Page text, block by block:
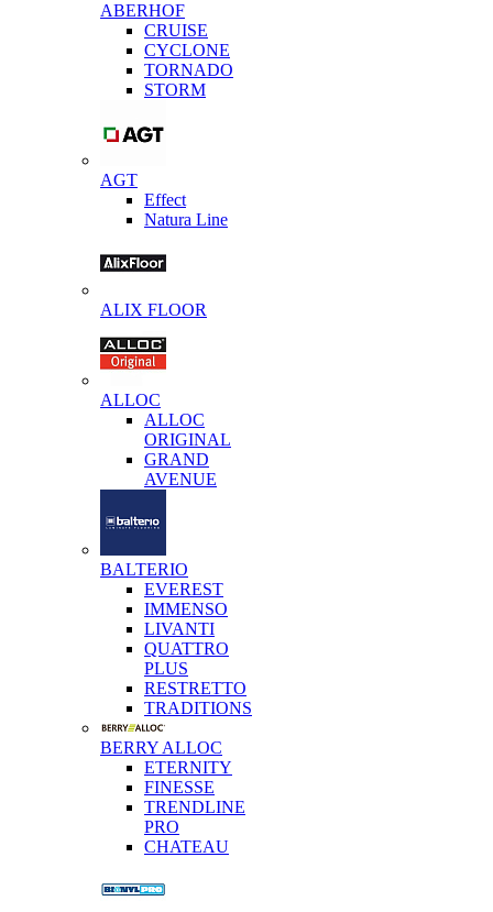
ABERHOF
CRUISE
CYCLONE
TORNADO
STORM
AGT
Effect
Natura Line
ALIX FLOOR
ALLOC
ALLOC
ORIGINAL
GRAND
AVENUE
BALTERIO
EVEREST
IMMENSO
LIVANTI
QUATTRO
PLUS
RESTRETTO
TRADITIONS
BERRY ALLOC
ETERNITY
FINESSE
TRENDLINE
PRO
CHATEAU